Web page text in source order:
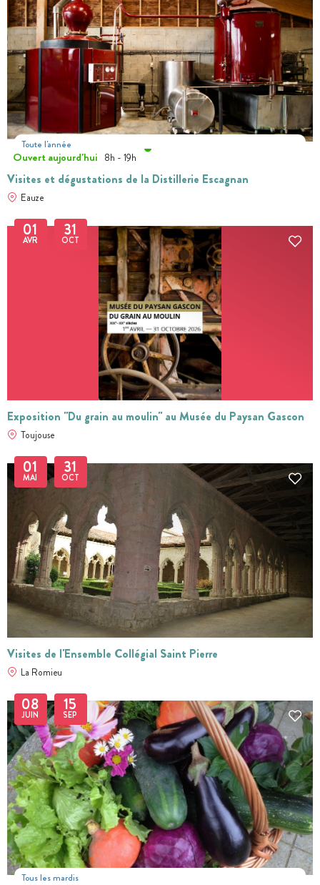
Toute l'année
Ouvert aujourd'hui 8h - 19h
Visites et dégustations de la Distillerie Escagnan
Eauze
01
AVR 31
OCT
Exposition "Du grain au moulin" au Musée du Paysan Gascon
Toujouse
01
MAI 31
OCT
Visites de l'Ensemble Collégial Saint Pierre
La Romieu
Tous les mardis
08
JUIN 15
SEP